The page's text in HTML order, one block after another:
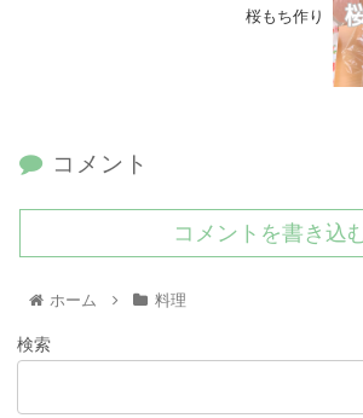
桜もち作り
コメント
コメントを書き込
ホーム 料理
検索